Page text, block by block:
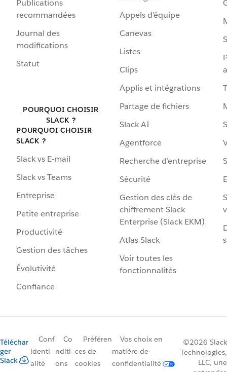
Publications
recommandées
Journal des
modifications
Statut
POURQUOI CHOISIR
SLACK ?
POURQUOI CHOISIR
SLACK ?
Slack vs E-mail
Slack vs Teams
Entreprise
Petite entreprise
Productivité
Gestion des tâches
Évolutivité
Confiance
Appels d’équipe
Canevas
Listes
Clips
Applis et intégrations
Partage de fichiers
Slack AI
Agentforce
Recherche d’entreprise
Sécurité
Gestion des clés de
chiffrement Slack
Enterprise (Slack EKM)
Atlas Slack
Voir toutes les
fonctionnalités
Téléchar
ger
Slack
Conf
identi
alité
Co
nditi
ons
Préféren
ces de
cookies
Vos choix en
matière de
confidentialité
©2026 Slack
Technologies,
LLC, une